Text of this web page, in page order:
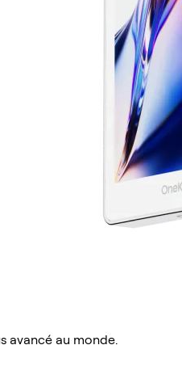
avancé au monde.